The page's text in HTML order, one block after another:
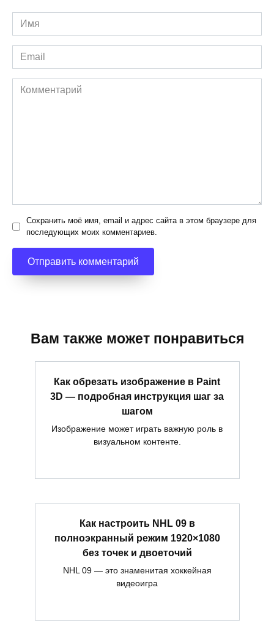
Имя
*
Email
*
Комментарий
Сохранить моё имя, email и адрес сайта в этом браузере для
последующих моих комментариев.
Вам также может понравиться
Как обрезать изображение в Paint
3D — подробная инструкция шаг за
шагом
Изображение может играть важную роль в
визуальном контенте.
Как настроить NHL 09 в
полноэкранный режим 1920×1080
без точек и двоеточий
NHL 09 — это знаменитая хоккейная
видеоигра